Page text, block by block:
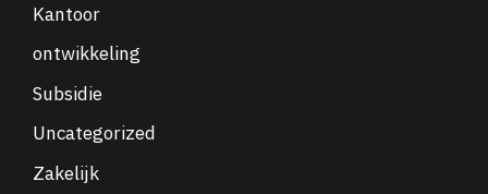
Kantoor
ontwikkeling
Subsidie
Uncategorized
Zakelijk